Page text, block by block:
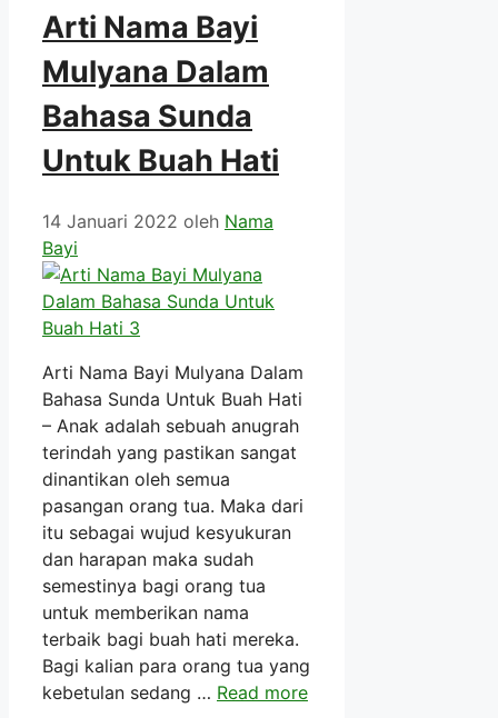
Arti Nama Bayi
Mulyana Dalam
Bahasa Sunda
Untuk Buah Hati
14 Januari 2022 oleh Nama
Bayi
Arti Nama Bayi Mulyana Dalam
Bahasa Sunda Untuk Buah Hati
– Anak adalah sebuah anugrah
terindah yang pastikan sangat
dinantikan oleh semua
pasangan orang tua. Maka dari
itu sebagai wujud kesyukuran
dan harapan maka sudah
semestinya bagi orang tua
untuk memberikan nama
terbaik bagi buah hati mereka.
Bagi kalian para orang tua yang
kebetulan sedang … Read more